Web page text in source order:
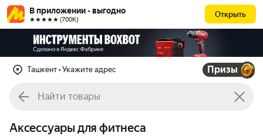
В приложении - выгодно
★★★★★ (700К)
Открыть
Ташкент • Укажите адрес Призы
Аксессуары для фитнеса